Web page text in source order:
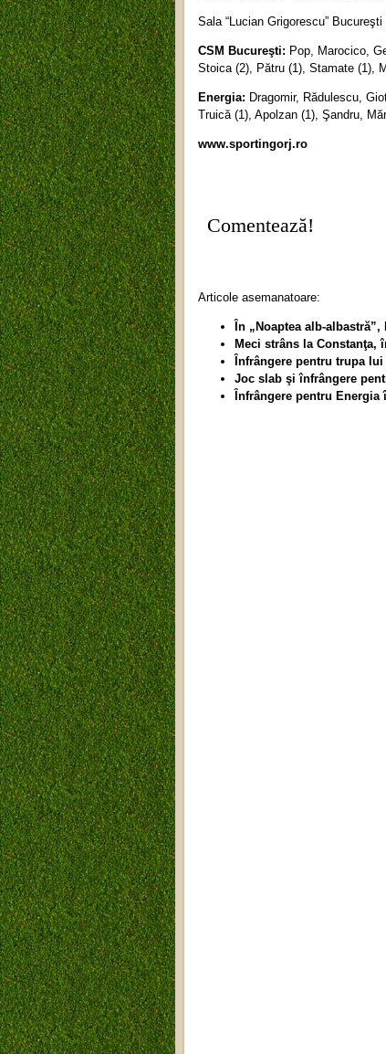
Sala “Lucian Grigorescu” Bucureşti
CSM Bucureşti: Pop, Marocico,
Stoica (2), Pătru (1), Stamate (1),
Energia: Dragomir, Rădulescu,
Truică (1), Apolzan (1), Şandru,
www.sportingorj.ro
Comentează!
Articole asemanatoare:
În „Noaptea alb-
Meci strâns la Constanţa,
Înfrângere pentru trupa
Joc slab şi înfrângere
Înfrângere pentru